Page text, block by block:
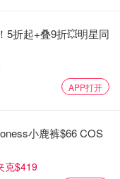
前院!!
40个12.99是最优
吧~
5折起+叠9折💥明星同
APP打开
小鹿裤$66 COS
克$419